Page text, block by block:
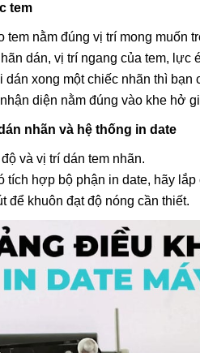
tem
tem nằm đúng vị trí mong muốn
dán, vị trí ngang của tem, lực
xong một chiếc nhãn thì bạn
diện nằm đúng vào khe hở
nhãn và hệ thống in date
và vị trí dán tem nhãn.
tích hợp bộ phận in date, hãy
để khuôn đạt độ nóng cần thiết.